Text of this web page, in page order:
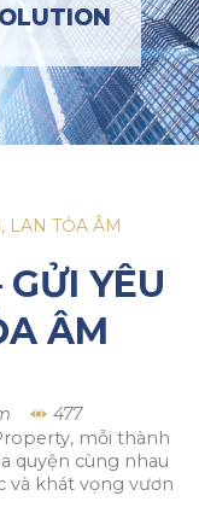
LAN TỎA ÂM
GỬI YÊU
ÂM
477
mỗi thành
quyện cùng nhau
và khát vọng vươn